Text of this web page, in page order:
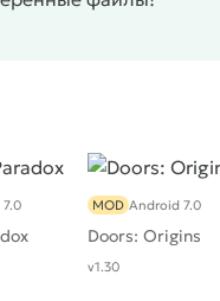
Doors: Origins
MOD Android 7.0
v1.30